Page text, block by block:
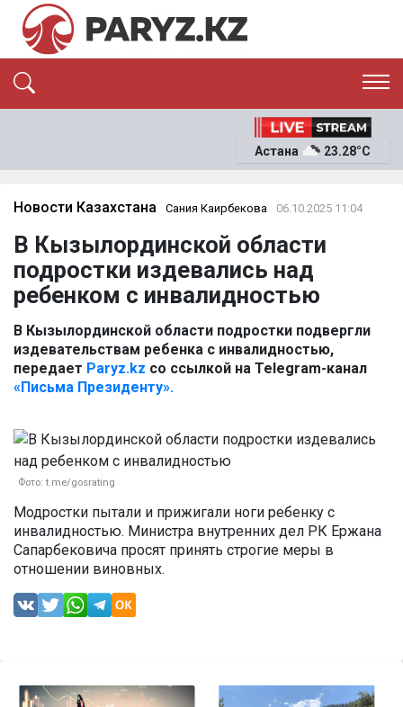
ЭКОНОМИКА
ОҚИҒА
News
Астана 23.28°C
Новости Казахстана Сания Каирбекова 06.10.2025 11:04
В Кызылординской области
подростки издевались над
ребенком с инвалидностью
В Кызылординской области подростки подвергли
издевательствам ребенка с инвалидностью,
передает Paryz.kz со ссылкой на Telegram-канал
«Письма Президенту».
Фото: t.me/gosrating
Модростки пытали и прижигали ноги ребенку с
инвалидностью. Министра внутренних дел РК Ержана
Сапарбековича просят принять строгие меры в
отношении виновных.